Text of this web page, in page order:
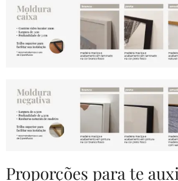
Proporções para te